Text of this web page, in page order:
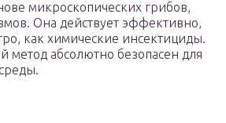
микроскопических грибов,
Она действует эффективно,
как химические инсектициды.
метод абсолютно безопасен для